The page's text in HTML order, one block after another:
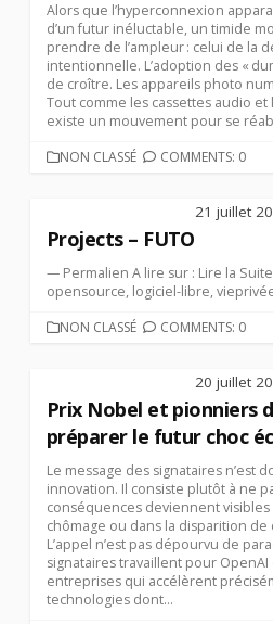
Alors que l’hyperconnexion
d’un futur inéluctable, un timide
prendre de l’ampleur : celui de la
intentionnelle. L’adoption des «
de croître. Les appareils photo
Tout comme les cassettes audio
existe un mouvement pour se
CATEGORIES
NON CLASSÉ COMMENTS: 0
21 juillet
Projects – FUTO
— Permalien A lire sur : Lire la
opensource, logiciel-libre,
CATEGORIES
NON CLASSÉ COMMENTS: 0
20 juillet
Prix Nobel et pionniers
préparer le futur choc
Le message des signataires n’est
innovation. Il consiste plutôt à ne
conséquences deviennent
chômage ou dans la disparition
L’appel n’est pas dépourvu de
signataires travaillent pour
entreprises qui accélèrent
technologies dont...